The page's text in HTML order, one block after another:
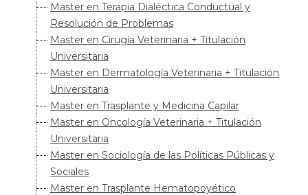
Master en Terapia Dialéctica Conductual y
Resolución de Problemas
Master en Cirugía Veterinaria + Titulación
Universitaria
Master en Dermatología Veterinaria + Titulación
Universitaria
Master en Trasplante y Medicina Capilar
Master en Oncología Veterinaria + Titulación
Universitaria
Master en Sociología de las Políticas Públicas y
Sociales
Master en Trasplante Hematopoyético